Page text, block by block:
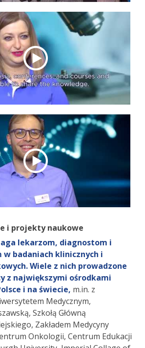
i projekty naukowe
lekarzom, diagnostom i
badaniach klinicznych i
Wiele z nich prowadzone
z największymi ośrodkami
i na świecie, m.in. z
Medycznym,
Szkołą Główną
Zakładem Medycyny
Onkologii, Centrum Edukacji